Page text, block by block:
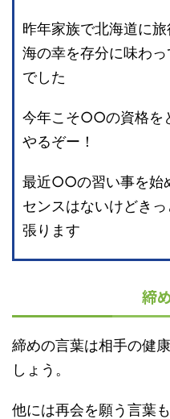
昨年家族で北海道に
海の幸を存分に味わ
でした
今年こそ○○の資格を
やるぞー！
最近○○の習い事を始
センスはないけどき
張ります
締
締めの言葉は相手の健
しょう。
他には再会を願う言葉